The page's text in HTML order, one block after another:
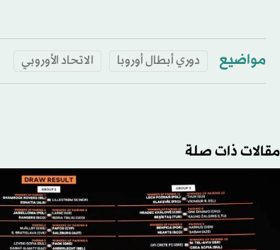
مواضيع دوري أبطال أوروبا الاتحاد الأوروبي
مقالات ذات صلة